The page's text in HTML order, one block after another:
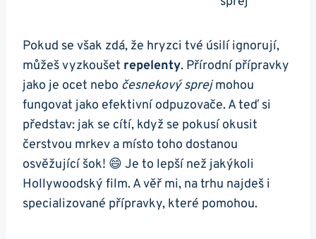
Pokud se však zdá, že hryzci tvé úsilí ignorují,
můžeš vyzkoušet repelenty. Přírodní přípravky
jako je ocet nebo česnekový sprejmohou
fungovat jako efektivní odpuzovače. A teď si
představ: jak se cítí, když se pokusí okusit
čerstvou mrkev a místo toho dostanou
osvěžující šok! 😄 Je to lepší než jakýkoli
Hollywoodský film. A věř mi, na trhu najdeš i
specializované přípravky, které pomohou.